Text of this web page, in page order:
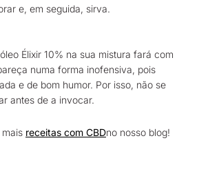
e, em seguida, sirva.
Élixir 10% na sua mistura fará com
numa forma inofensiva, pois
e de bom humor. Por isso, não se
antes de a invocar.
receitas com CBDno nosso blog!